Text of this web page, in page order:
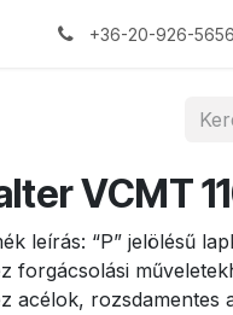
+36-20-926-5656
VCMT
leírás: “P” jelölésű
forgácsolási
acélok, rozsdamentes